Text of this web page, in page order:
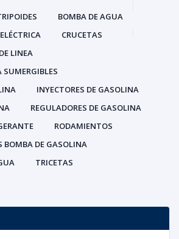
BOMBA DE AGUA
CRUCETAS
LINEA
INYECTORES DE GASOLINA
REGULADORES DE GASOLINA
RODAMIENTOS
BOMBA DE GASOLINA
TRICETAS